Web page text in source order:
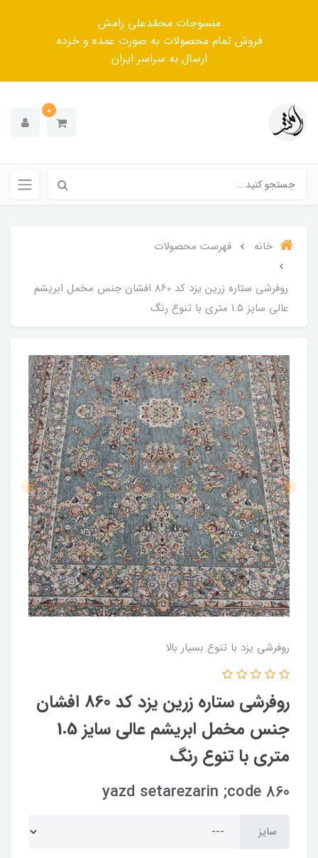
منسوجات محمّدعلی رامش
فروش تمام محصولات به صورت عمده و خرده
ارسال به سراسر ایران
0
خانه فهرست محصولات
روفرشی ستاره زرین یزد کد 860 افشان جنس مخمل ابریشم
عالی سایز 1.5 متری با تنوع رنگ
روفرشی یزد با تنوع بسیار بالا
روفرشی ستاره زرین یزد کد 860 افشان
جنس مخمل ابریشم عالی سایز 1.5
متری با تنوع رنگ
yazd setarezarin ;code 860
سایز